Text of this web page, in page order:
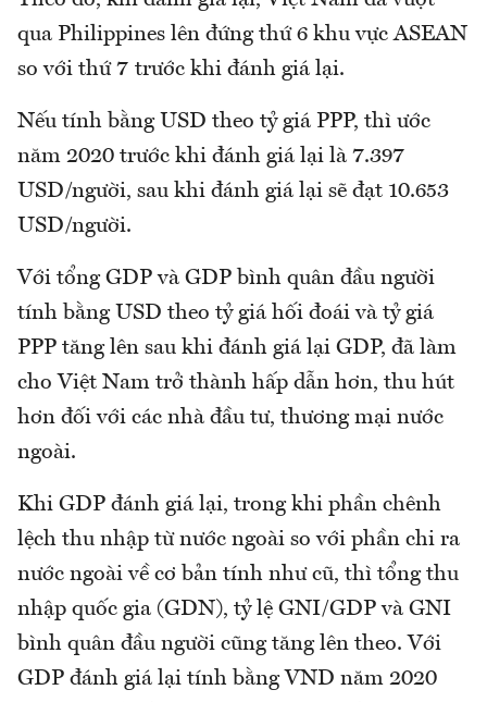
qua Philippines lên đứng thứ 6 khu vực ASEAN
so với thứ 7 trước khi đánh giá lại.
Nếu tính bằng USD theo tỷ giá PPP, thì ước
năm 2020 trước khi đánh giá lại là 7.397
USD/người, sau khi đánh giá lại sẽ đạt 10.653
USD/người.
Với tổng GDP và GDP bình quân đầu người
tính bằng USD theo tỷ giá hối đoái và tỷ giá
PPP tăng lên sau khi đánh giá lại GDP, đã làm
cho Việt Nam trở thành hấp dẫn hơn, thu hút
hơn đối với các nhà đầu tư, thương mại nước
ngoài.
Khi GDP đánh giá lại, trong khi phần chênh
lệch thu nhập từ nước ngoài so với phần chi ra
nước ngoài về cơ bản tính như cũ, thì tổng thu
nhập quốc gia (GDN), tỷ lệ GNI/GDP và GNI
bình quân đầu người cũng tăng lên theo. Với
GDP đánh giá lại tính bằng VND năm 2020